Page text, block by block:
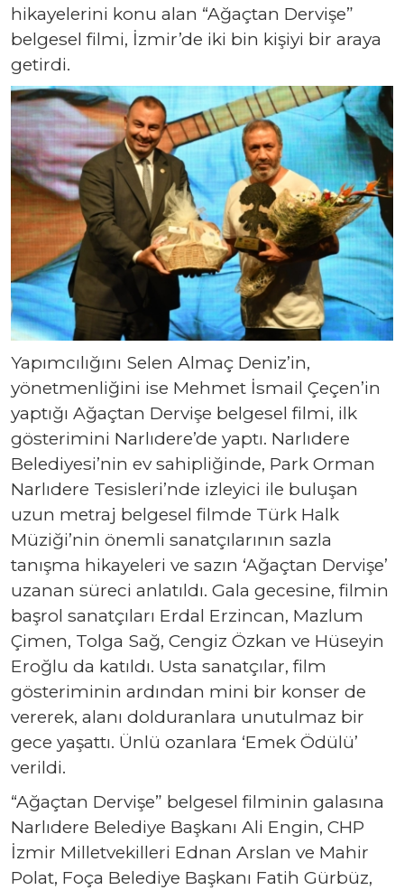
hikayelerini konu alan “Ağaçtan Dervişe”
belgesel filmi, İzmir’de iki bin kişiyi bir araya
getirdi.
Yapımcılığını Selen Almaç Deniz’in,
yönetmenliğini ise Mehmet İsmail Çeçen’in
yaptığı Ağaçtan Dervişe belgesel filmi, ilk
gösterimini Narlıdere’de yaptı. Narlıdere
Belediyesi’nin ev sahipliğinde, Park Orman
Narlıdere Tesisleri’nde izleyici ile buluşan
uzun metraj belgesel filmde Türk Halk
Müziği’nin önemli sanatçılarının sazla
tanışma hikayeleri ve sazın ‘Ağaçtan Dervişe’
uzanan süreci anlatıldı. Gala gecesine, filmin
başrol sanatçıları Erdal Erzincan, Mazlum
Çimen, Tolga Sağ, Cengiz Özkan ve Hüseyin
Eroğlu da katıldı. Usta sanatçılar, film
gösteriminin ardından mini bir konser de
vererek, alanı dolduranlara unutulmaz bir
gece yaşattı. Ünlü ozanlara ‘Emek Ödülü’
verildi.
“Ağaçtan Dervişe” belgesel filminin galasına
Narlıdere Belediye Başkanı Ali Engin, CHP
İzmir Milletvekilleri Ednan Arslan ve Mahir
Polat, Foça Belediye Başkanı Fatih Gürbüz,